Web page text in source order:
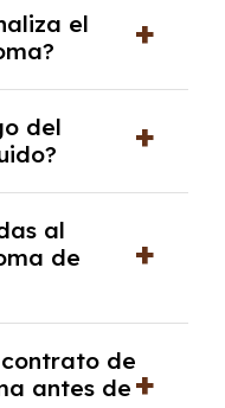
10,000 y
ese límite,
el
o, en algunos
previamente
del
sin
las cuotas
al
de
de entrada
proveedor
de
antes de